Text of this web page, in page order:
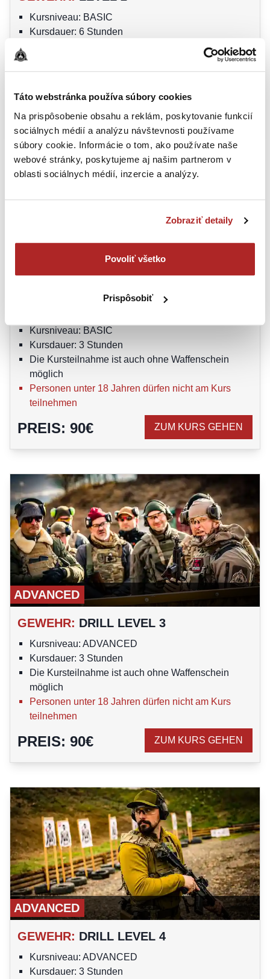
Táto webstránka používa súbory cookies
Na prispôsobenie obsahu a reklám, poskytovanie funkcií
sociálnych médií a analýzu návštevnosti používame
súbory cookie. Informácie o tom, ako používate naše
webové stránky, poskytujeme aj našim partnerom v
oblasti sociálnych médií, inzercie a analýzy.
Zobraziť detaily
Povoliť všetko
Prispôsobiť
Kursniveau: BASIC
Kursdauer: 6 Stunden
Die Kursteilnahme ist auch ohne Waffenschein
Personen unter 18 Jahren dürfen nicht am Kurs
PREIS:190€ ZUM KURS GEHEN
Kursniveau: BASIC
Kursdauer: 3 Stunden
Die Kursteilnahme ist auch ohne Waffenschein
möglich
Personen unter 18 Jahren dürfen nicht am Kurs
teilnehmen
PREIS: 90€ ZUM KURS GEHEN
ADVANCED
GEWEHR: DRILL LEVEL 3
Kursniveau: ADVANCED
Kursdauer: 3 Stunden
Die Kursteilnahme ist auch ohne Waffenschein
möglich
Personen unter 18 Jahren dürfen nicht am Kurs
teilnehmen
PREIS: 90€ ZUM KURS GEHEN
ADVANCED
GEWEHR: DRILL LEVEL 4
Kursniveau: ADVANCED
Kursdauer: 3 Stunden